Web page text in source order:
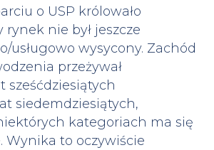
o USP królowało
rynek nie był jeszcze
usługowo wysycony. Zachód
przeżywał
sześćdziesiątych
siedemdziesiątych,
kategoriach ma się
Wynika to oczywiście